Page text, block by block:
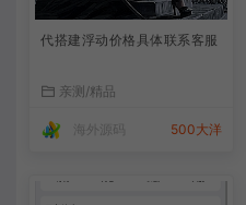
代搭建浮动价格具体联系客服
亲测/精品
海外源码 500大洋